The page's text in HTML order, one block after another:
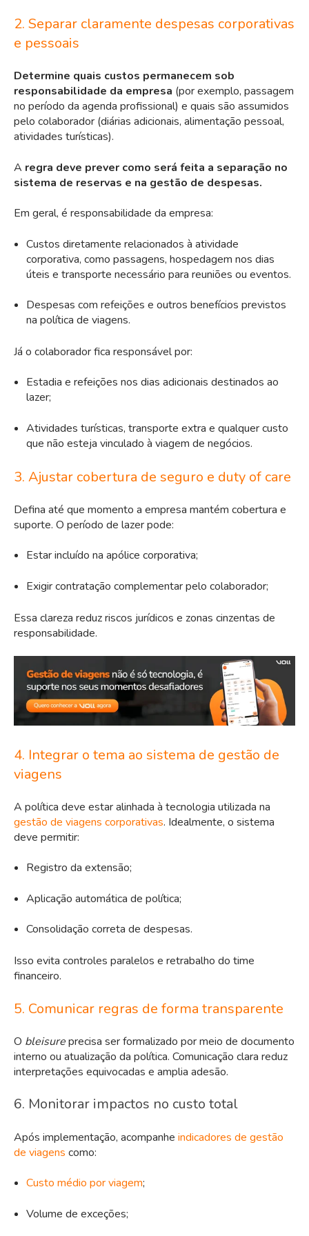
2. Separar claramente despesas corporativas
e pessoais
Determine quais custos permanecem sob
responsabilidade da empresa (por exemplo, passagem
no período da agenda profissional) e quais são assumidos
pelo colaborador (diárias adicionais, alimentação pessoal,
atividades turísticas).
A regra deve prever como será feita a separação no
sistema de reservas e na gestão de despesas.
Em geral, é responsabilidade da empresa:
Custos diretamente relacionados à atividade
corporativa, como passagens, hospedagem nos dias
úteis e transporte necessário para reuniões ou eventos.
Despesas com refeições e outros benefícios previstos
na política de viagens.
Já o colaborador fica responsável por:
Estadia e refeições nos dias adicionais destinados ao
lazer;
Atividades turísticas, transporte extra e qualquer custo
que não esteja vinculado à viagem de negócios.
3. Ajustar cobertura de seguro e duty of care
Defina até que momento a empresa mantém cobertura e
suporte. O período de lazer pode:
Estar incluído na apólice corporativa;
Exigir contratação complementar pelo colaborador;
Essa clareza reduz riscos jurídicos e zonas cinzentas de
responsabilidade.
4. Integrar o tema ao sistema de gestão de
viagens
A política deve estar alinhada à tecnologia utilizada na
gestão de viagens corporativas. Idealmente, o sistema
deve permitir:
Registro da extensão;
Aplicação automática de política;
Consolidação correta de despesas.
Isso evita controles paralelos e retrabalho do time
financeiro.
5. Comunicar regras de forma transparente
O bleisureprecisa ser formalizado por meio de documento
interno ou atualização da política. Comunicação clara reduz
interpretações equivocadas e amplia adesão.
6. Monitorar impactos no custo total
Após implementação, acompanhe indicadores de gestão
de viagens como:
Custo médio por viagem;
Volume de exceções;